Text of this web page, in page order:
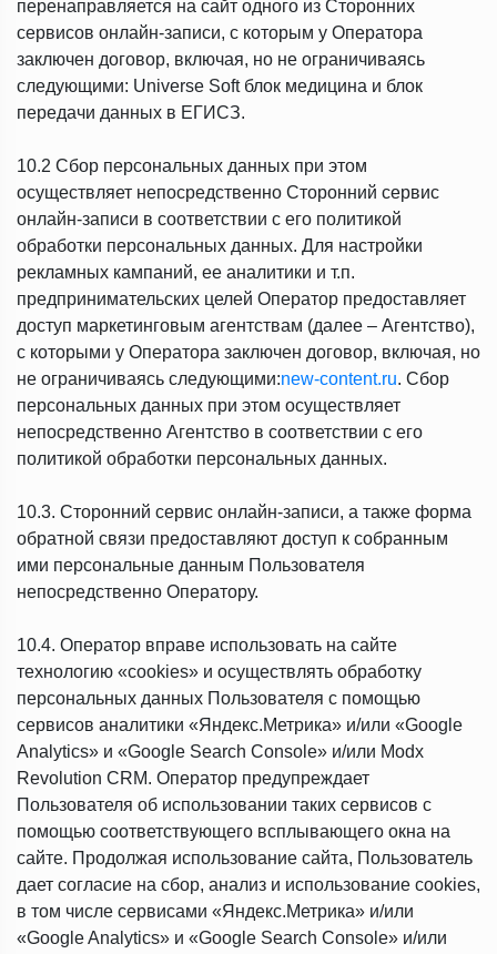
перенаправляется на сайт одного из Сторонних
сервисов онлайн-записи, с которым у Оператора
заключен договор, включая, но не ограничиваясь
следующими: Universe Soft блок медицина и блок
передачи данных в ЕГИСЗ.
10.2 Сбор персональных данных при этом
осуществляет непосредственно Сторонний сервис
онлайн-записи в соответствии с его политикой
обработки персональных данных. Для настройки
рекламных кампаний, ее аналитики и т.п.
предпринимательских целей Оператор предоставляет
доступ маркетинговым агентствам (далее – Агентство),
с которыми у Оператора заключен договор, включая, но
не ограничиваясь следующими:new-content.ru. Сбор
персональных данных при этом осуществляет
непосредственно Агентство в соответствии с его
политикой обработки персональных данных.
10.3. Сторонний сервис онлайн-записи, а также форма
обратной связи предоставляют доступ к собранным
ими персональные данным Пользователя
непосредственно Оператору.
10.4. Оператор вправе использовать на сайте
технологию «cookies» и осуществлять обработку
персональных данных Пользователя с помощью
сервисов аналитики «Яндекс.Метрика» и/или «Google
Analytics» и «Google Search Console» и/или Modx
Revolution CRM. Оператор предупреждает
Пользователя об использовании таких сервисов с
помощью соответствующего всплывающего окна на
сайте. Продолжая использование сайта, Пользователь
дает согласие на сбор, анализ и использование cookies,
в том числе сервисами «Яндекс.Метрика» и/или
«Google Analytics» и «Google Search Console» и/или